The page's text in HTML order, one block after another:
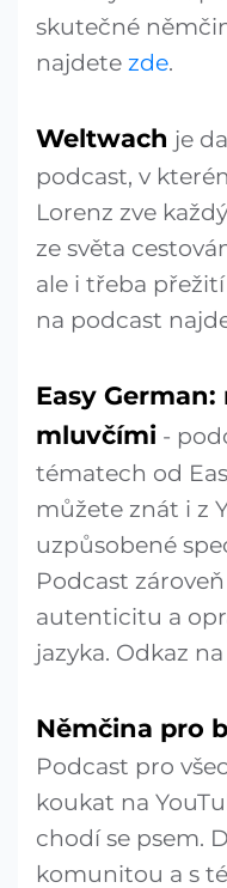
skutečné
najdete zde.
Weltwach je
podcast, v
Lorenz zve
ze světa
ale i třeba
na podcast
Easy
mluvčími -
tématech od
můžete znát i z
uzpůsobené
Podcast
autenticitu a
jazyka. Odkaz
Němčina pro
Podcast pro
koukat na
chodí se psem.
komunitou a s